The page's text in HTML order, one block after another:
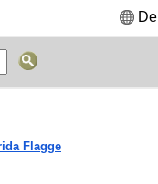
Flagge